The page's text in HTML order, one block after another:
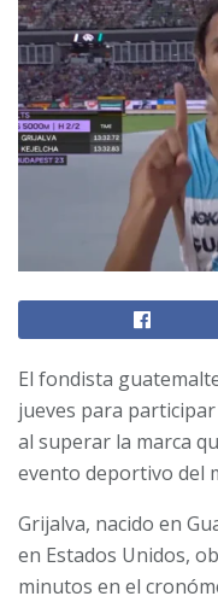
El fondista
jueves para
al superar la marca
evento deportivo del
Grijalva, nacido en
en Estados Unidos,
minutos en el